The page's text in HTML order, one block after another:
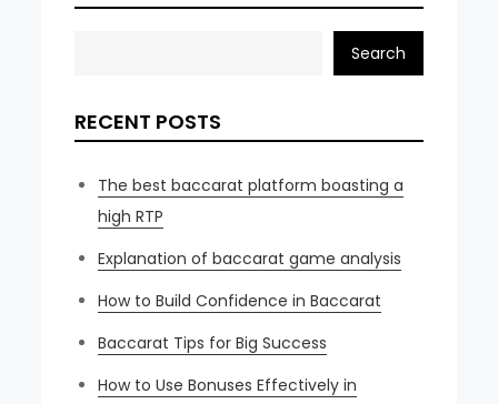
Search
RECENT POSTS
The best baccarat platform boasting a
high RTP
Explanation of baccarat game analysis
How to Build Confidence in Baccarat
Baccarat Tips for Big Success
How to Use Bonuses Effectively in